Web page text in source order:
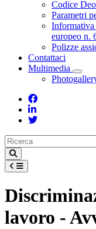
Codice
Parametri
Informativa
europeo n.
Polizze
Contattaci
Multimedia
lavoro -